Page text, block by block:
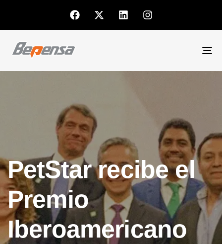
PetStar recibe el
Premio
Iberoamericano